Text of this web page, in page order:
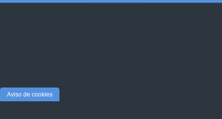
Aviso de cookies